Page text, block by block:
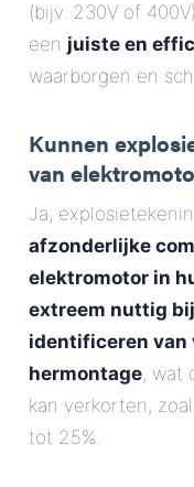
(bijv. 230V of
een juiste en
waarborgen en
Kunnen
van
Ja,
afzonderlijke
elektromotor in
extreem nuttig
identificeren van
hermontage, wat
kan verkorten,
tot 25%.